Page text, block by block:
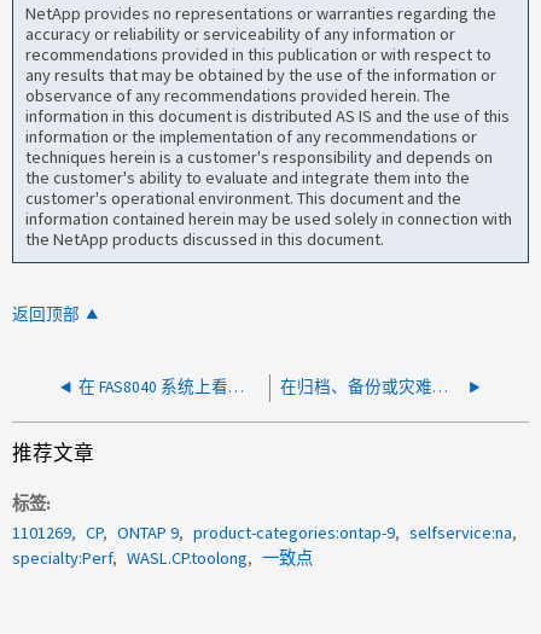
NetApp provides no representations or warranties regarding the
accuracy or reliability or serviceability of any information or
recommendations provided in this publication or with respect to
any results that may be obtained by the use of the information or
observance of any recommendations provided herein. The
information in this document is distributed AS IS and the use of this
information or the implementation of any recommendations or
techniques herein is a customer's responsibility and depends on
the customer's ability to evaluate and integrate them into the
customer's operational environment. This document and the
information contained herein may be used solely in connection with
the NetApp products discussed in this document.
返回顶部
在 FAS8040 系统上看到 wafl.readdir.expired 消息 在归档、备份或灾难恢复存储系统的ONTAP 日志中显示"WAFL.cp.toolong"消息
推荐文章
标签
1101269
CP ONTAP 9 product-categories:ontap-9
selfservice:na
specialty:Perf
WASL.CP.toolong 一致点